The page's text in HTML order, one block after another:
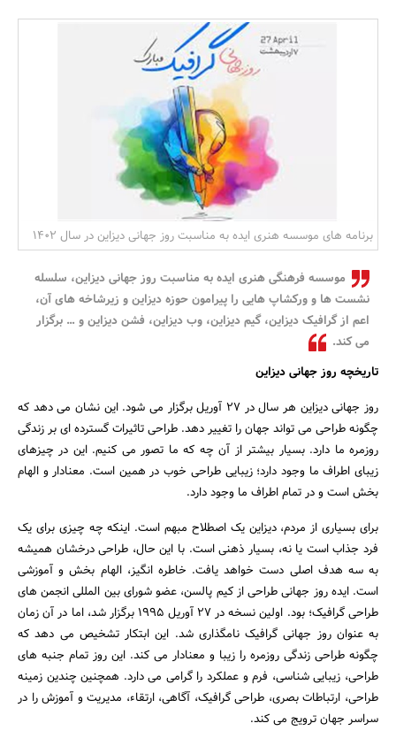
بانک، بیمه و سرمایه
جستجو
برنامه های موسسه هنری ایده به مناسبت روز جهانی دیزاین در سال ۱۴۰۲
موسسه فرهنگی هنری ایده به مناسبت روز جهانی دیزاین، سلسله
نشست ‌ها و ورکشاپ‌ هایی را پیرامون حوزه دیزاین و زیرشاخه‌ های آن،
اعم از گرافیک دیزاین، گیم دیزاین، وب دیزاین، فشن دیزاین و … برگزار
می ‌کند.
تاریخچه روز جهانی دیزاین
روز جهانی دیزاین هر سال در ۲۷ آوریل برگزار می شود. این نشان می دهد که
چگونه طراحی می تواند جهان را تغییر دهد. طراحی تاثیرات گسترده ‌ای بر زندگی
روزمره ما دارد. بسیار بیشتر از آن چه که ما تصور می‌ کنیم. این در چیزهای
زیبای اطراف ما وجود دارد؛ زیبایی طراحی خوب در همین است. معنادار و الهام
بخش است و در تمام اطراف ما وجود دارد.
برای بسیاری از مردم، دیزاین یک اصطلاح مبهم است. اینکه چه چیزی برای یک
فرد جذاب است یا نه، بسیار ذهنی است. با این حال، طراحی درخشان همیشه
به سه هدف اصلی دست خواهد یافت. خاطره انگیز، الهام بخش و آموزشی
است. ایده روز جهانی طراحی از کیم پالسن، عضو شورای بین المللی انجمن های
طراحی گرافیک؛ بود. اولین نسخه در ۲۷ آوریل ۱۹۹۵ برگزار شد، اما در آن زمان
به عنوان روز جهانی گرافیک نامگذاری شد. این ابتکار تشخیص می دهد که
چگونه طراحی زندگی روزمره را زیبا و معنادار می کند. این روز تمام جنبه های
طراحی، زیبایی شناسی، فرم و عملکرد را گرامی می دارد. همچنین چندین زمینه
طراحی، ارتباطات بصری، طراحی گرافیک، آگاهی، ارتقاء، مدیریت و آموزش را در
سراسر جهان ترویج می کند.